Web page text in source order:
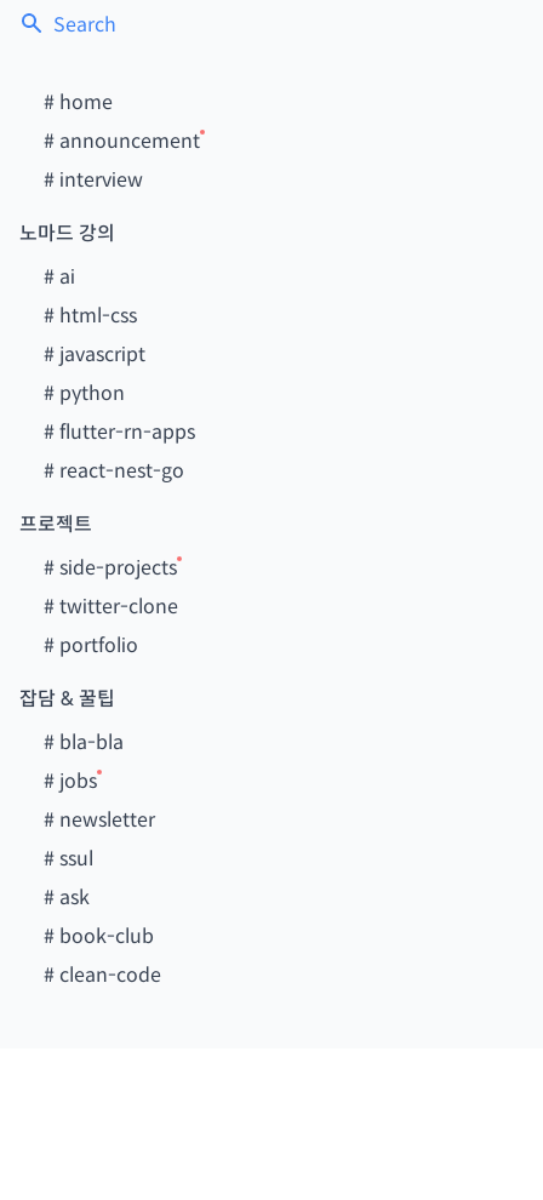
Search
# home
# announcement
# interview
노마드 강의
# ai
# html-css
# javascript
# python
#flutter-rn-apps
# react-nest-go
프로젝트
#side-projects
#twitter-clone
# portfolio
잡담 & 꿀팁
# bla-bla
# jobs
# newsletter
#ssul
# ask
# book-club
#clean-code